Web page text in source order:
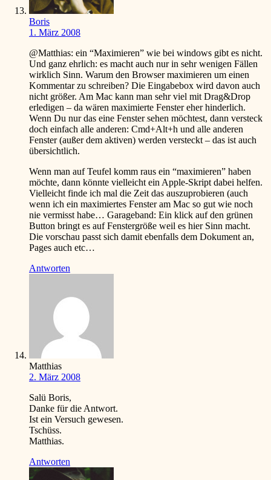
Boris
1. März 2008
@Matthias: ein “Maximieren” wie bei windows gibt es nicht.
Und ganz ehrlich: es macht auch nur in sehr wenigen Fällen
wirklich Sinn. Warum den Browser maximieren um einen
Kommentar zu schreiben? Die Eingabebox wird davon auch
nicht größer. Am Mac kann man sehr viel mit Drag&Drop
erledigen – da wären maximierte Fenster eher hinderlich.
Wenn Du nur das eine Fenster sehen möchtest, dann versteck
doch einfach alle anderen: Cmd+Alt+h und alle anderen
Fenster (außer dem aktiven) werden versteckt – das ist auch
übersichtlich.
Wenn man auf Teufel komm raus ein “maximieren” haben
möchte, dann könnte vielleicht ein Apple-Skript dabei helfen.
Vielleicht finde ich mal die Zeit das auszuprobieren (auch
wenn ich ein maximiertes Fenster am Mac so gut wie noch
nie vermisst habe… Garageband: Ein klick auf den grünen
Button bringt es auf Fenstergröße weil es hier Sinn macht.
Die vorschau passt sich damit ebenfalls dem Dokument an,
Pages auch etc…
Antworten
Matthias
2. März 2008
Salü Boris,
Danke für die Antwort.
Ist ein Versuch gewesen.
Tschüss.
Matthias.
Antworten